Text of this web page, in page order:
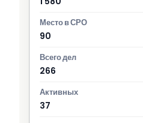
90
266
37